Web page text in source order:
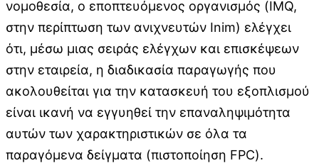
νομοθεσία, ο εποπτευόμενος οργανισμός (IMQ,
στην περίπτωση των ανιχνευτών Inim) ελέγχει
ότι, μέσω μιας σειράς ελέγχων και επισκέψεων
στην εταιρεία, η διαδικασία παραγωγής που
ακολουθείται για την κατασκευή του εξοπλισμού
είναι ικανή να εγγυηθεί την επαναληψιμότητα
αυτών των χαρακτηριστικών σε όλα τα
παραγόμενα δείγματα (πιστοποίηση FPC).